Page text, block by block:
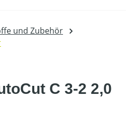
und Zubehör
C 3-2 2,0